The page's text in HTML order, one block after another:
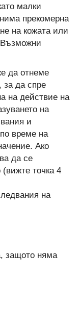
малки
прекомерна
на кожата или
да отнеме
за да спре
на действие на
на
и
време на
Ако
да се
точка 4
на
защото няма